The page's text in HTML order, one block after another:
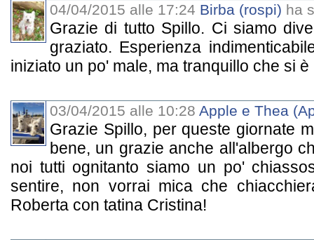
04/04/2015 alle 17:24 Birba (rospi) ha
Grazie di tutto Spillo. Ci siamo
graziato. Esperienza
iniziato un po' male, ma tranquillo che si è
03/04/2015 alle 10:28 Apple e Thea
Grazie Spillo, per queste giornate
bene, un grazie anche all'albergo
noi tutti ognitanto siamo un po'
sentire, non vorrai mica che
Roberta con tatina Cristina!